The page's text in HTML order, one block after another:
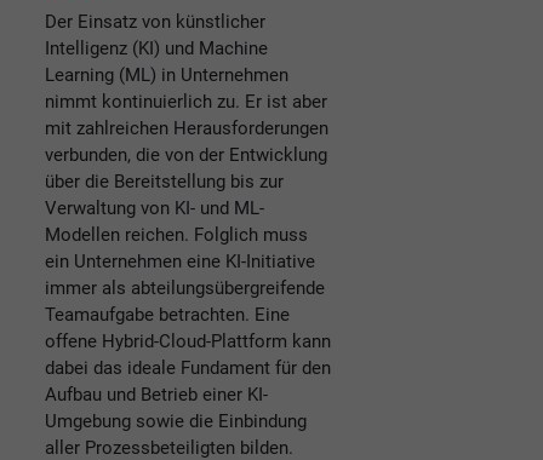
Der Einsatz von künstlicher
Intelligenz (KI) und Machine
Learning (ML) in Unternehmen
nimmt kontinuierlich zu. Er ist aber
mit zahlreichen Herausforderungen
verbunden, die von der Entwicklung
über die Bereitstellung bis zur
Verwaltung von KI- und ML-
Modellen reichen. Folglich muss
ein Unternehmen eine KI-Initiative
immer als abteilungsübergreifende
Teamaufgabe betrachten. Eine
offene Hybrid-Cloud-Plattform kann
dabei das ideale Fundament für den
Aufbau und Betrieb einer KI-
Umgebung sowie die Einbindung
aller Prozessbeteiligten bilden.